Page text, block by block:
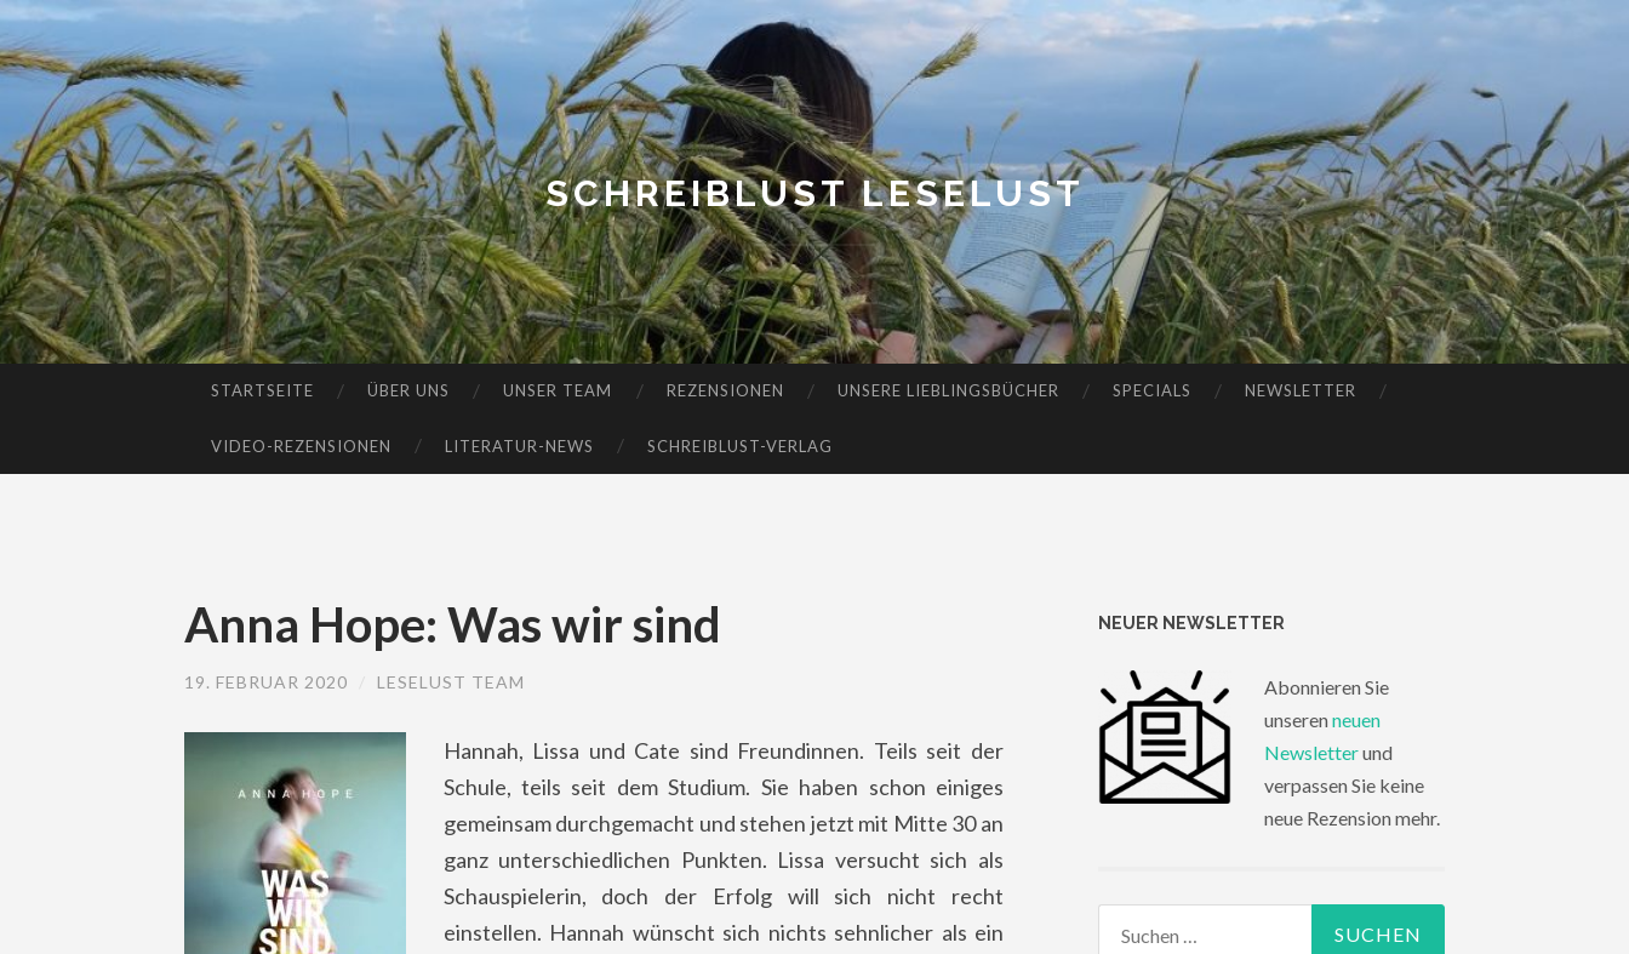
SCHREIBLUST LESELUST
STARTSEITE ÜBER UNS UNSER TEAM REZENSIONEN UNSERE LIEBLINGSBÜCHER SPECIALS NEWSLETTER
VIDEO-REZENSIONEN LITERATUR-NEWS SCHREIBLUST-VERLAG
Anna Hope: Was wir sind
19. FEBRUAR 2020 LESELUST TEAM
Hannah, Lissa und Cate sind Freundinnen. Teils seit der
Schule, teils seit dem Studium. Sie haben schon einiges
gemeinsam durchgemacht und stehen jetzt mit Mitte 30 an
ganz unterschiedlichen Punkten. Lissa versucht sich als
Schauspielerin, doch der Erfolg will sich nicht recht
einstellen. Hannah wünscht sich nichts sehnlicher als ein
NEUER NEWSLETTER
Abonnieren Sie
unserenneuen
Newsletterund
verpassen Sie keine
neue Rezension mehr.